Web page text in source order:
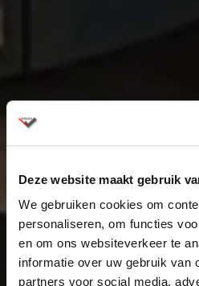
Deze website maakt gebruik
We gebruiken cookies om
personaliseren, om functies
en om ons websiteverkeer te
informatie over uw gebruik van
partners voor social media,